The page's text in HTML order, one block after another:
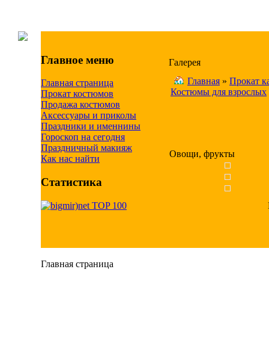
Главное меню
Главная страница
Прокат костюмов
Продажа костюмов
Аксессуары и приколы
Праздники и именнины
Гороскоп на сегодня
Праздничный макияж
Как нас найти
Статистика
Галерея
Главная » Прокат
Костюмы для взрослых
Овощи, фрукты
Главная страница